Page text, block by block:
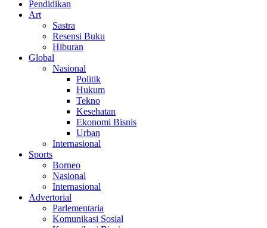
Pendidikan
Art
Sastra
Resensi Buku
Hiburan
Global
Nasional
Politik
Hukum
Tekno
Kesehatan
Ekonomi Bisnis
Urban
Internasional
Sports
Borneo
Nasional
Internasional
Advertorial
Parlementaria
Komunikasi Sosial